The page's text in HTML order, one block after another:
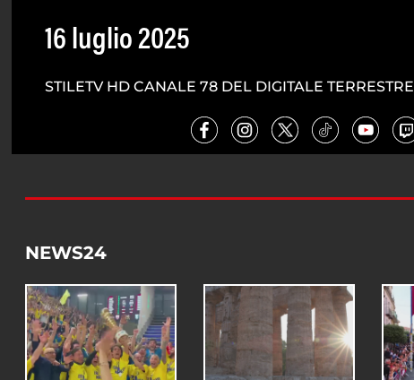
16 luglio 2025
STILETV HD CANALE 78 DEL DIGITALE TERRESTRE
NEWS24